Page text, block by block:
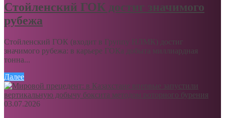
Стойленский ГОК достиг значимого
рубежа
Стойленский ГОК (входит в Группу НЛМК) достиг
значимого рубежа: в карьере ГОКа добыта миллиардная
тонна...
Далее
03.07.2026